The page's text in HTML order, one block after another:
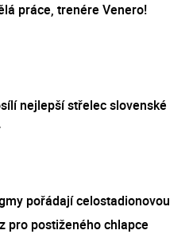
práce, trenére Venero!
nejlepší střelec slovenské
pořádají celostadionovou
pro postiženého chlapce